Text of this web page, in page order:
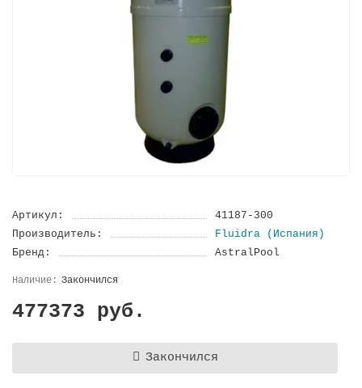
Артикул:
41187-300
Производитель:
Fluidra (Испания)
Бренд:
AstralPool
Закончился
477373 руб.
Закончился